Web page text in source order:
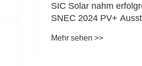
SIC Solar nahm
SNEC 2024 PV+
Mehr sehen >>